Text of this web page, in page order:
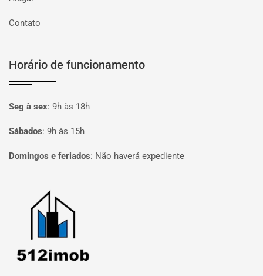
Contato
Horário de funcionamento
Seg à sex: 9h às 18h
Sábados: 9h às 15h
Domingos e feriados: Não haverá expediente
Página inicial